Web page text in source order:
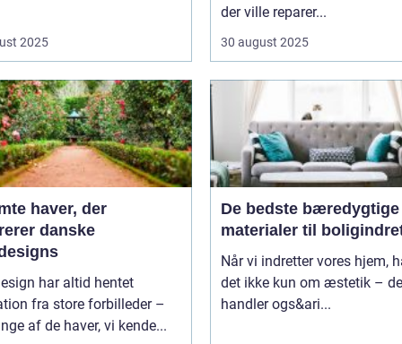
2025
der ville reparer...
30 august 2025
haver, der
danske
har altid hentet
fra store forbilleder –
af de haver, vi kende...
De bedste bæredygtige
materialer til
Når vi indretter vores hjem,
det ikke kun om æstetik –
handler ogs&ari...